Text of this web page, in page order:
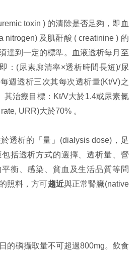
toxin ) 的清除是否足夠，即血
nitrogen) 及肌酐酸 ( creatinine ) 的
達到一定的標準。血液透析每月至
：(尿素廓清率×透析時間長短)/尿
週透析三次其每次透析量(Kt/V)之
其治療目標：Kt/V大於1.4或尿素氮
URR)大於70% 。
透析的「量」(dialysis dose)，足
括透析方式的選擇、透析量、營
衡、感染、貧血及生活品質等問
照料，方可趨近與正常腎臟(native
的磷攝取量不可超過800mg。飲食